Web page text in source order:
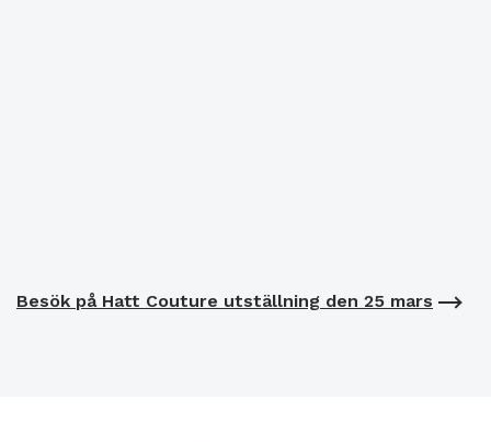
Besök på Hatt Couture utställning den 25 mars